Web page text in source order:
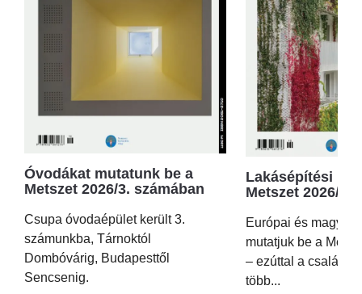
Óvodákat mutatunk be a
Metszet 2026/3. számában
Csupa óvodaépület került 3.
számunkba, Tárnoktól
Dombóvárig, Budapesttől
Sencsenig.
Lakásépítési
Metszet 2026/2.
Európai és magyar
mutatjuk be a
– ezúttal a családi
több...